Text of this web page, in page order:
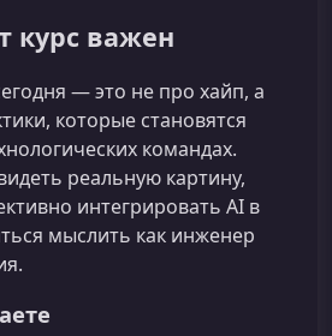
курс важен
— это не про хайп, а
которые становятся
командах.
реальную картину,
интегрировать AI в
мыслить как инженер